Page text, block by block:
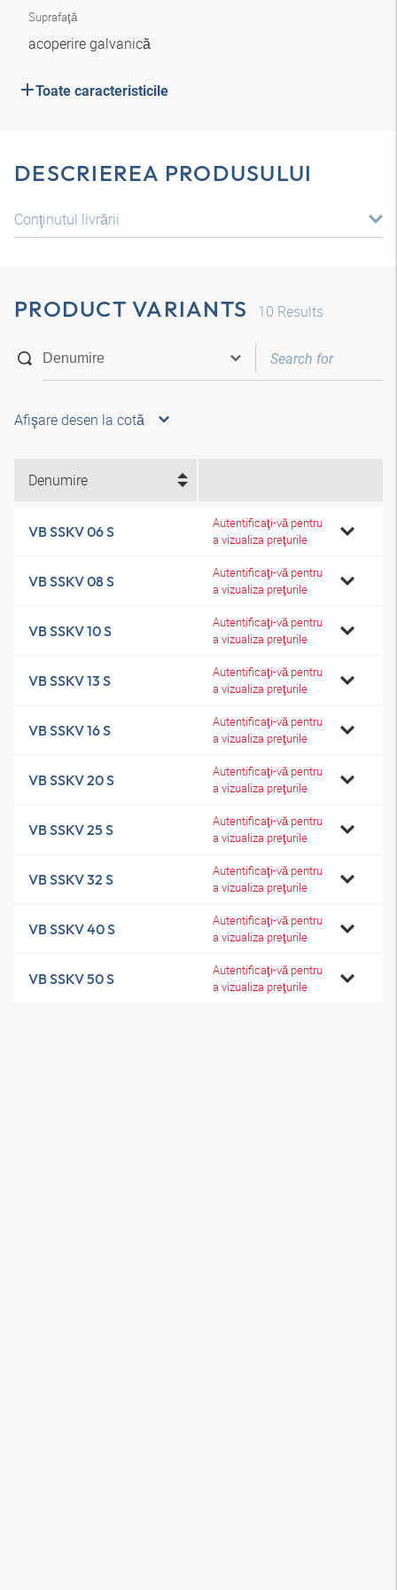
Suprafaţă
acoperire galvanică
Toate caracteristicile
DESCRIEREA PRODUSULUI
Conţinutul livrării
PRODUCT VARIANTS 10 Results
Afişare desen la cotă
Denumire
VB SSKV 06 S
Autentificaţi-vă pentru
a vizualiza preţurile
VB SSKV 08 S
Autentificaţi-vă pentru
a vizualiza preţurile
VB SSKV 10 S
Autentificaţi-vă pentru
a vizualiza preţurile
VB SSKV 13 S
Autentificaţi-vă pentru
a vizualiza preţurile
VB SSKV 16 S
Autentificaţi-vă pentru
a vizualiza preţurile
VB SSKV 20 S
Autentificaţi-vă pentru
a vizualiza preţurile
VB SSKV 25 S
Autentificaţi-vă pentru
a vizualiza preţurile
VB SSKV 32 S
Autentificaţi-vă pentru
a vizualiza preţurile
VB SSKV 40 S
Autentificaţi-vă pentru
a vizualiza preţurile
VB SSKV 50 S
Autentificaţi-vă pentru
a vizualiza preţurile